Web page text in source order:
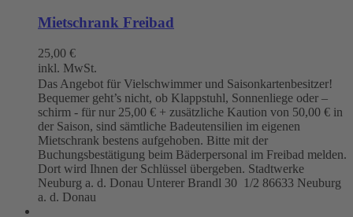
Mietschrank Freibad
25,00 €
inkl. MwSt.
Das Angebot für Vielschwimmer und Saisonkartenbesitzer!
Bequemer geht’s nicht, ob Klappstuhl, Sonnenliege oder –
schirm - für nur 25,00 € + zusätzliche Kaution von 50,00 € in
der Saison, sind sämtliche Badeutensilien im eigenen
Mietschrank bestens aufgehoben. Bitte mit der
Buchungsbestätigung beim Bäderpersonal im Freibad melden.
Dort wird Ihnen der Schlüssel übergeben. Stadtwerke
Neuburg a. d. Donau Unterer Brandl 30 1/2 86633 Neuburg
a. d. Donau